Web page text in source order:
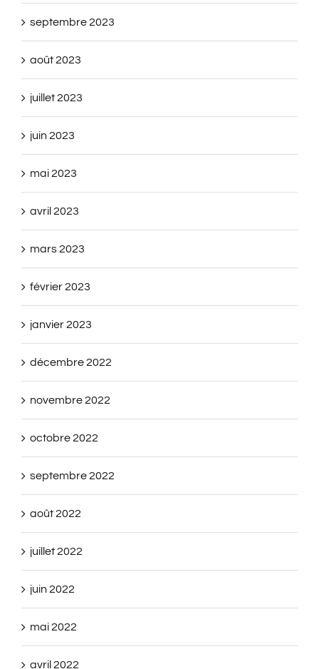
septembre 2023
août 2023
juillet 2023
juin 2023
mai 2023
avril 2023
mars 2023
février 2023
janvier 2023
décembre 2022
novembre 2022
octobre 2022
septembre 2022
août 2022
juillet 2022
juin 2022
mai 2022
avril 2022